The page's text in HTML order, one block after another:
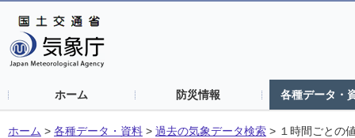
ホーム 防災情報 各種データ・
ホーム > 各種データ・資料 > 過去の気象データ検索 > １時間ごとの